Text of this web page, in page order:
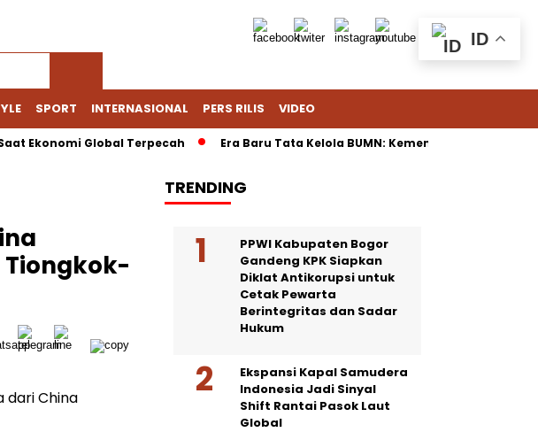
SPORT INTERNASIONAL PERS RILIS VIDEO
Ekonomi Global Terpecah Era Baru Tata Kelola BUMN: Kementerian Fokus
Tiongkok-
dari China
TRENDING
PPWI Kabupaten Bogor
Gandeng KPK Siapkan
Diklat Antikorupsi untuk
Cetak Pewarta
Berintegritas dan Sadar
Hukum
Ekspansi Kapal Samudera
Indonesia Jadi Sinyal
Shift Rantai Pasok Laut
Global
ID